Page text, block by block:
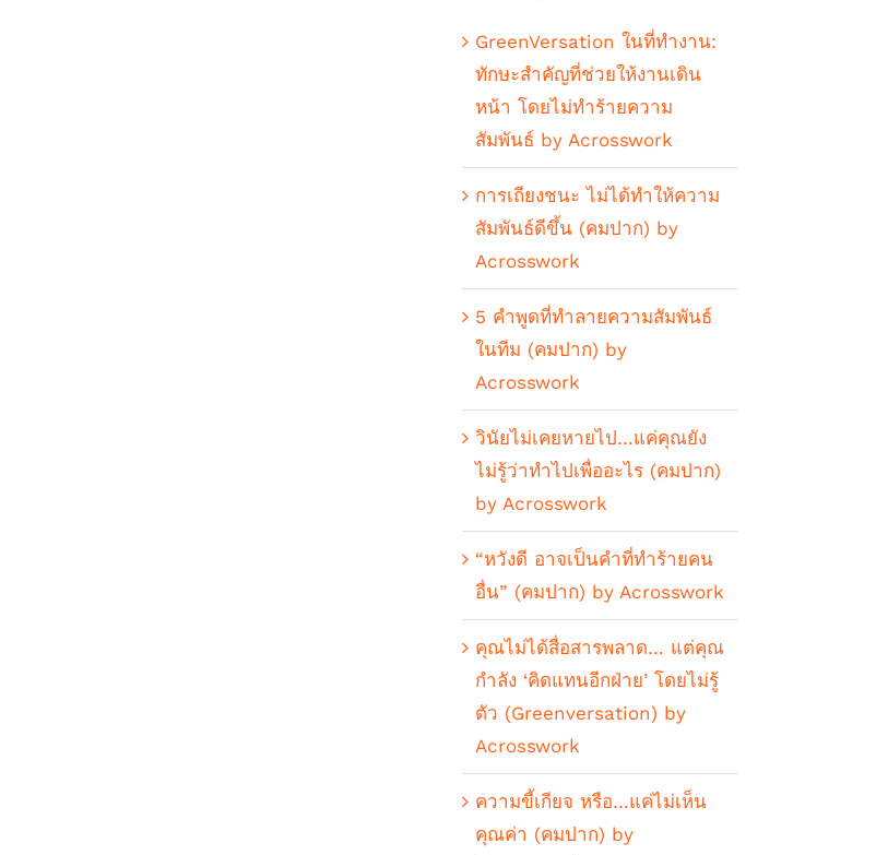
GreenVersation ในที่ทำงาน:
ทักษะสำคัญที่ช่วยให้งานเดิน
หน้า โดยไม่ทำร้ายความ
สัมพันธ์ by Acrosswork
การเถียงชนะ ไม่ได้ทำให้ความ
สัมพันธ์ดีขึ้น (คมปาก) by
Acrosswork
5 คำพูดที่ทำลายความสัมพันธ์
ในทีม (คมปาก) by
Acrosswork
วินัยไม่เคยหายไป…แค่คุณยัง
ไม่รู้ว่าทำไปเพื่ออะไร (คมปาก)
by Acrosswork
“หวังดี อาจเป็นคำที่ทำร้ายคน
อื่น” (คมปาก) by Acrosswork
คุณไม่ได้สื่อสารพลาด… แต่คุณ
กำลัง ‘คิดแทนอีกฝ่าย’ โดยไม่รู้
ตัว (Greenversation) by
Acrosswork
ความขี้เกียจ หรือ…แค่ไม่เห็น
คุณค่า (คมปาก) by